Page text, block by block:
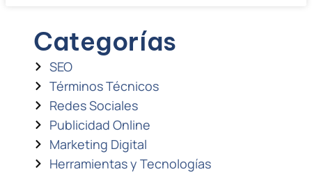
Categorías
SEO
Términos Técnicos
Redes Sociales
Publicidad Online
Marketing Digital
Herramientas y Tecnologías